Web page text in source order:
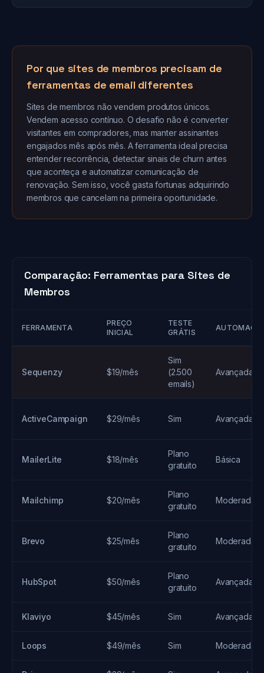
Por que sites de membros precisam de
ferramentas de email diferentes
Sites de membros não vendem produtos únicos.
Vendem acesso contínuo. O desafio não é converter
visitantes em compradores, mas manter assinantes
engajados mês após mês. A ferramenta ideal precisa
entender recorrência, detectar sinais de churn antes
que aconteça e automatizar comunicação de
renovação. Sem isso, você gasta fortunas adquirindo
membros que cancelam na primeira oportunidade.
Comparação: Ferramentas para Sites de
Membros
FERRAMENTA
PREÇO
INICIAL
TESTE
GRÁTIS
Sequenzy $19/mês
Sim
(2.500
emails)
Avançada
ActiveCampaign $29/mês Sim Avançada
MailerLite $18/mês
Plano
gratuito
Básica
Mailchimp $20/mês
Plano
gratuito
Moderada
Brevo $25/mês
Plano
gratuito
Moderada
HubSpot $50/mês
Plano
gratuito
Avançada
Klaviyo $45/mês Sim Avançada
Loops $49/mês Sim Moderada